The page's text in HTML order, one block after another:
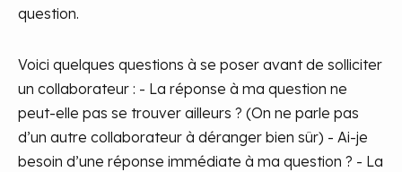
question.
Voici quelques questions à se poser avant de solliciter
un collaborateur : - La réponse à ma question ne
peut-elle pas se trouver ailleurs ? (On ne parle pas
d’un autre collaborateur à déranger bien sûr) - Ai-je
besoin d’une réponse immédiate à ma question ? - La